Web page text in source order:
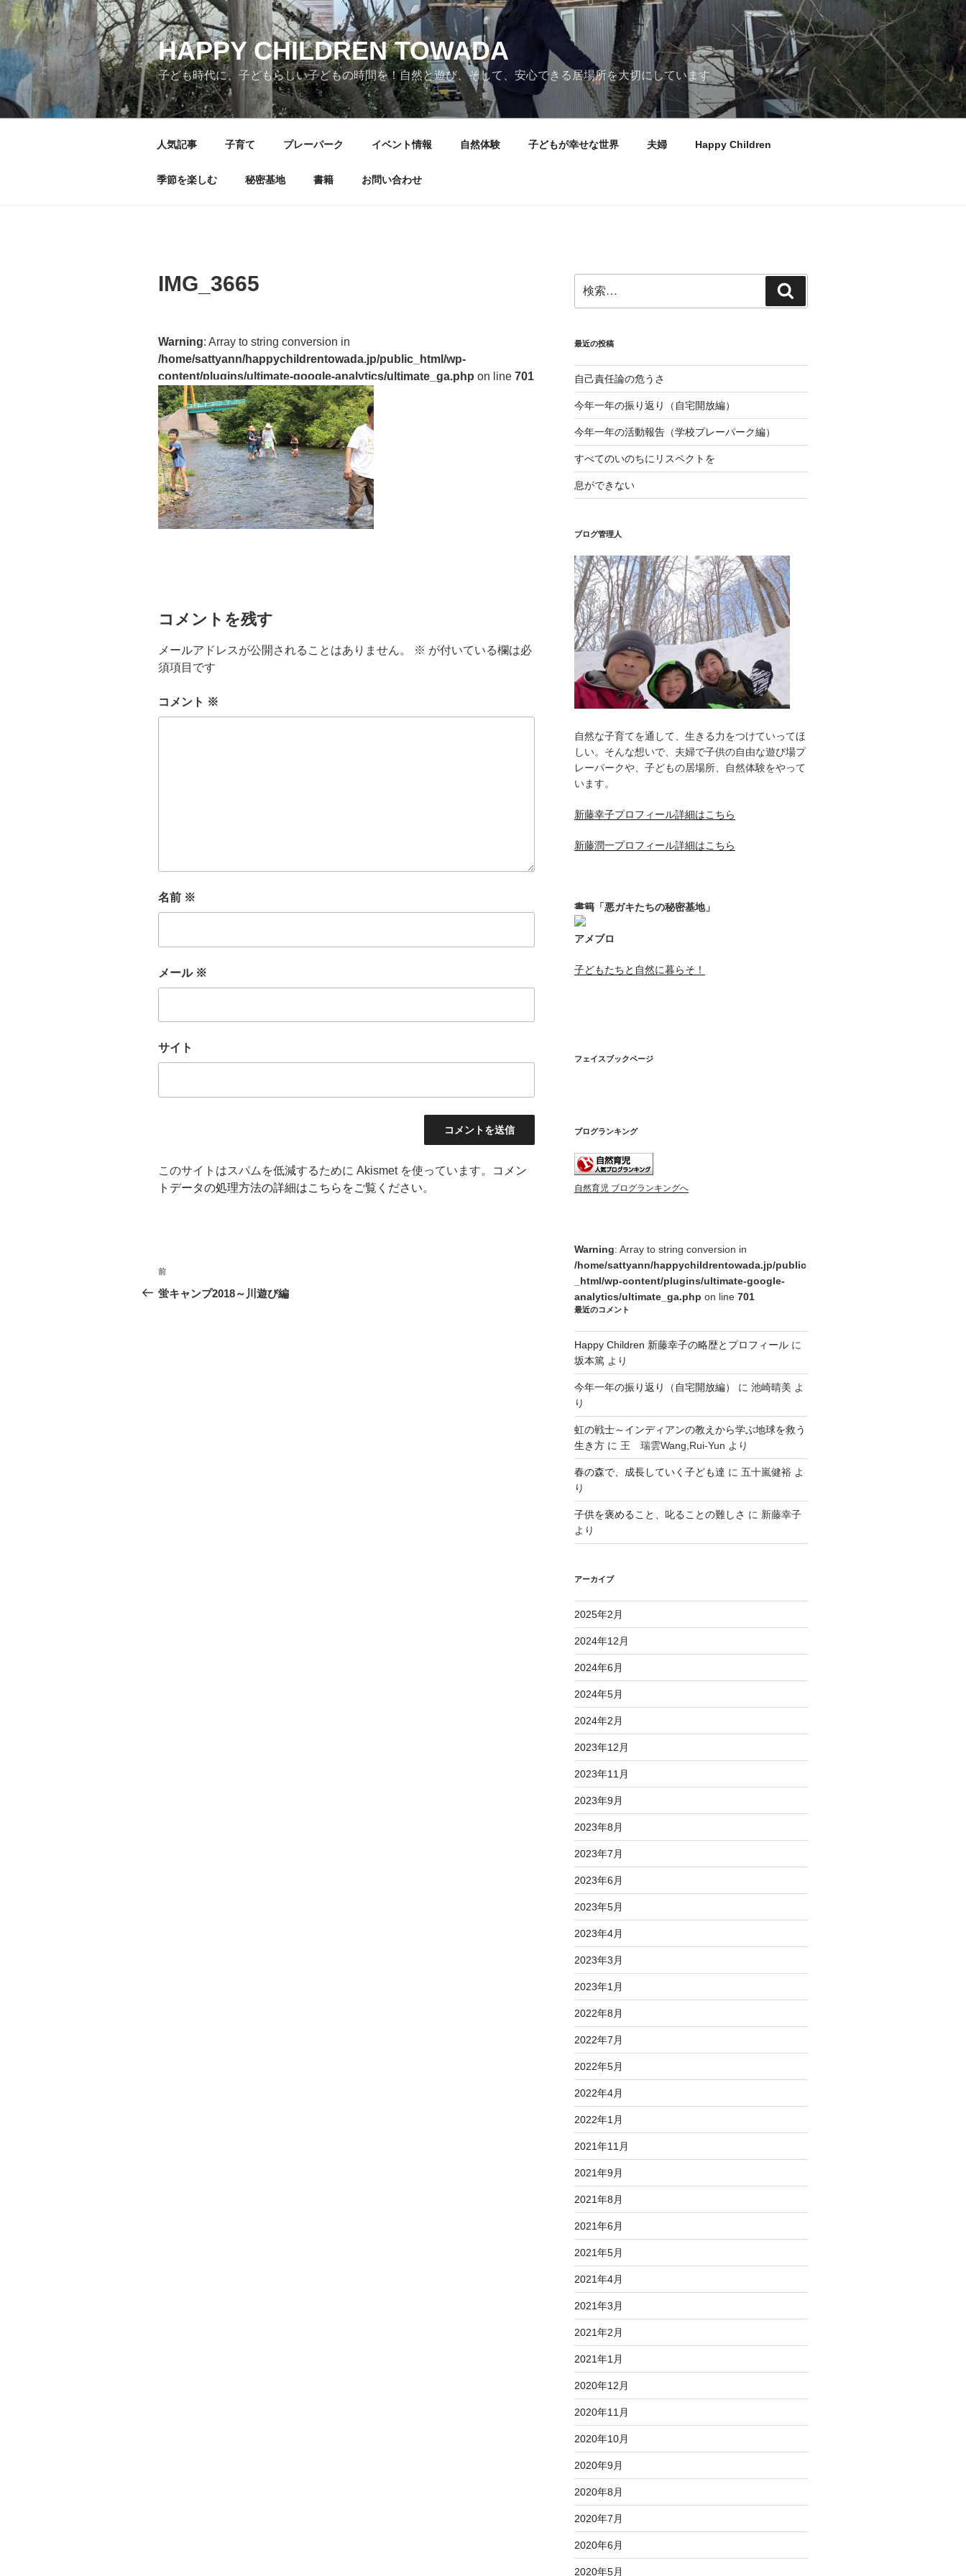
コ
ン
テ
ツ
へ
HAPPY CHILDREN TOWADA
子ども時代に、子どもらしい子どもの時間を！自然と遊び、そして、安心できる居場所を大切にしています
人気記事 子育て プレーパーク イベント情報 自然体験 子どもが幸せな世界 夫婦 Happy Children
季節を楽しむ 秘密基地 書籍 お問い合わせ
IMG_3665
Warning: Array to string conversion in
/home/sattyann/happychildrentowada.jp/public_html/wp-
content/plugins/ultimate-google-analytics/ultimate_ga.php on line 701
コメントを残す
メールアドレスが公開されることはありません。 ※ が付いている欄は必
須項目です
コメント ※
名前 ※
メール ※
サイト
このサイトはスパムを低減するために Akismet を使っています。
コメン
トデータの処理方法の詳細はこちらをご覧ください。
投
稿
前
の
前
蛍キャンプ2018～川遊び編
索:
索
最近の投稿
自己責任論の危うさ
今年一年の振り返り（自宅開放編）
今年一年の活動報告（学校プレーパーク編）
すべてのいのちにリスペクトを
息ができない
ブログ管理人
自然な子育てを通して、生きる力をつけていってほ
しい。そんな想いで、夫婦で子供の自由な遊び場プ
レーパークや、子どもの居場所、自然体験をやって
います。
新藤幸子プロフィール詳細はこちら
新藤潤一プロフィール詳細はこちら
書籍「悪ガキたちの秘密基地」
アメブロ
子どもたちと自然に暮らそ！
フェイスブックページ
ブログランキング
自然育児 ブログランキングへ
Warning: Array to string conversion in
/home/sattyann/happychildrentowada.jp/public
_html/wp-content/plugins/ultimate-google-
analytics/ultimate_ga.php on line 701
最近のコメント
Happy Children 新藤幸子の略歴とプロフィールに
坂本篤 より
今年一年の振り返り（自宅開放編） に 池崎晴美 よ
り
虹の戦士～インディアンの教えから学ぶ地球を救う
生き方に 王 瑞雲Wang,Rui-Yun より
春の森で、成長していく子ども達 に 五十嵐健裕よ
り
子供を褒めること、叱ることの難しさ に 新藤幸子
より
アーカイブ
2025年2月
2024年12月
2024年6月
2024年5月
2024年2月
2023年12月
2023年11月
2023年9月
2023年8月
2023年7月
2023年6月
2023年5月
2023年4月
2023年3月
2023年1月
2022年8月
2022年7月
2022年5月
2022年4月
2022年1月
2021年11月
2021年9月
2021年8月
2021年6月
2021年5月
2021年4月
2021年3月
2021年2月
2021年1月
2020年12月
2020年11月
2020年10月
2020年9月
2020年8月
2020年7月
2020年6月
2020年5月